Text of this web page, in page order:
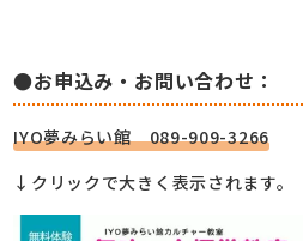
●お申込み・お問い合わせ：
IYO夢みらい館 089-909-3266
↓クリックで大きく表示されます。